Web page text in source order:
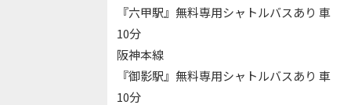
『六甲駅』無料専用シャトルバスあり 車
10分
阪神本線
『御影駅』無料専用シャトルバスあり 車
10分